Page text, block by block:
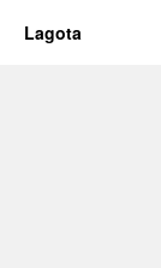
Lagota